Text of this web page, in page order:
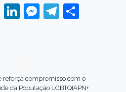
WhatsApp
LinkedIn
Messenger
Telegram
Share
reforça compromisso com o
da População LGBTQIAPN+